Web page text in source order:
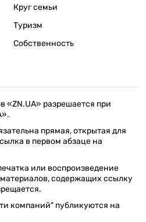
Круг семьи
Туризм
Собственность
«ZN.UA» разрешается при
прямая, открытая для
в первом абзаце на
или воспроизведение
содержащих ссылку
компаний" публикуются на